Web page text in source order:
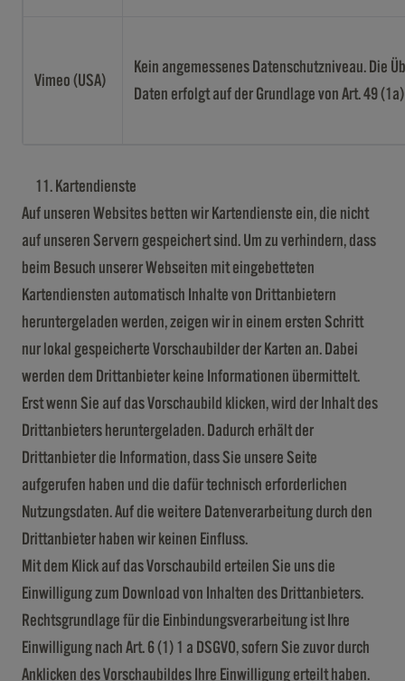
Vimeo (USA)
Kein angemessenes Datenschutzniveau. Die
Daten erfolgt auf der Grundlage von Art. 49 (1a)
Kartendienste
Auf unseren Websites betten wir Kartendienste ein, die nicht
auf unseren Servern gespeichert sind. Um zu verhindern, dass
beim Besuch unserer Webseiten mit eingebetteten
Kartendiensten automatisch Inhalte von Drittanbietern
heruntergeladen werden, zeigen wir in einem ersten Schritt
nur lokal gespeicherte Vorschaubilder der Karten an. Dabei
werden dem Drittanbieter keine Informationen übermittelt.
Erst wenn Sie auf das Vorschaubild klicken, wird der Inhalt des
Drittanbieters heruntergeladen. Dadurch erhält der
Drittanbieter die Information, dass Sie unsere Seite
aufgerufen haben und die dafür technisch erforderlichen
Nutzungsdaten. Auf die weitere Datenverarbeitung durch den
Drittanbieter haben wir keinen Einfluss.
Mit dem Klick auf das Vorschaubild erteilen Sie uns die
Einwilligung zum Download von Inhalten des Drittanbieters.
Rechtsgrundlage für die Einbindungsverarbeitung ist Ihre
Einwilligung nach Art. 6 (1) 1 a DSGVO, sofern Sie zuvor durch
Anklicken des Vorschaubildes Ihre Einwilligung erteilt haben.